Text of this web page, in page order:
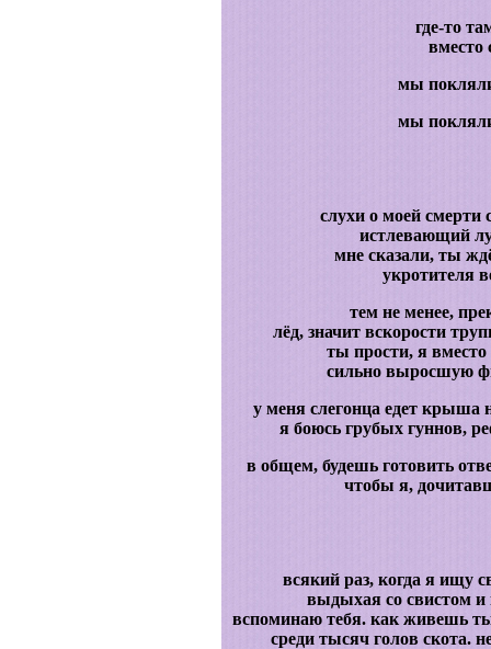
где-то
вместо
мы
мы
слухи о моей смерти
истлевающий
мне сказали, ты
укротителя
тем не менее,
лёд, значит вскорости
ты прости, я вместо
сильно выросшую
у меня слегонца едет крыша
я боюсь грубых гуннов,
в общем, будешь готовить
чтобы я,
всякий раз, когда я ищу
выдыхая со свистом и
вспоминаю тебя. как живешь
среди тысяч голов скота.